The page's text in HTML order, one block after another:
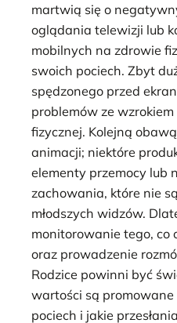
martwią się o
oglądania telewizji lub
mobilnych na zdrowie
swoich pociech. Zbyt
spędzonego przed
problemów ze
fizycznej. Kolejną
animacji; niektóre
elementy przemocy lub
zachowania, które nie
młodszych widzów.
monitorowanie tego, co
oraz prowadzenie
Rodzice powinni być
wartości są
pociech i jakie